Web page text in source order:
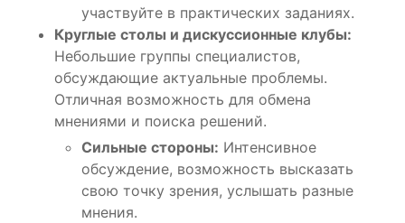
участвуйте в практических заданиях.
Круглые столы и дискуссионные клубы:
Небольшие группы специалистов,
обсуждающие актуальные проблемы.
Отличная возможность для обмена
мнениями и поиска решений.
Сильные стороны: Интенсивное
обсуждение, возможность высказать
свою точку зрения, услышать разные
мнения.